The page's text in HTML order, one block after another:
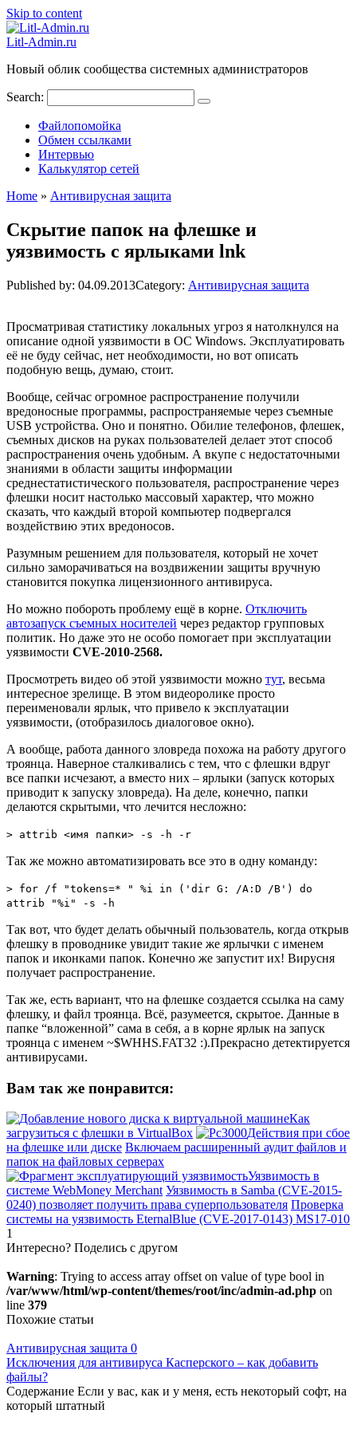
Skip to content
Litl-Admin.ru
Новый облик сообщества системных администраторов
Search:
Файлопомойка
Обмен ссылками
Интервью
Калькулятор сетей
Home » Антивирусная защита
Скрытие папок на флешке и
уязвимость с ярлыками lnk
Published by: 04.09.2013Category: Антивирусная защита
Просматривая статистику локальных угроз я натолкнулся на
описание одной уязвимости в ОС Windows. Эксплуатировать
её не буду сейчас, нет необходимости, но вот описать
подобную вещь, думаю, стоит.
Вообще, сейчас огромное распространение получили
вредоносные программы, распространяемые через съемные
USB устройства. Оно и понятно. Обилие телефонов, флешек,
съемных дисков на руках пользователей делает этот способ
распространения очень удобным. А вкупе с недостаточными
знаниями в области защиты информации
среднестатистического пользователя, распространение через
флешки носит настолько массовый характер, что можно
сказать, что каждый второй компьютер подвергался
воздействию этих вредоносов.
Разумным решением для пользователя, который не хочет
сильно заморачиваться на воздвижении защиты вручную
становится покупка лицензионного антивируса.
Но можно побороть проблему ещё в корне. Отключить
автозапуск съемных носителей через редактор групповых
политик. Но даже это не особо помогает при эксплуатации
уязвимости CVE-2010-2568.
Просмотреть видео об этой уязвимости можно тут, весьма
интересное зрелище. В этом видеоролике просто
переименовали ярлык, что привело к эксплуатации
уязвимости, (отобразилось диалоговое окно).
А вообще, работа данного зловреда похожа на работу другого
троянца. Наверное сталкивались с тем, что с флешки вдруг
все папки исчезают, а вместо них – ярлыки (запуск которых
приводит к запуску зловреда). На деле, конечно, папки
делаются скрытыми, что лечится несложно:
> attrib <имя папки> -s -h -r
Так же можно автоматизировать все это в одну команду:
> for /f "tokens=* " %i in ('dir G: /A:D /B') do
attrib "%i" -s -h
Так вот, что будет делать обычный пользователь, когда открыв
флешку в проводнике увидит такие же ярлычки с именем
папок и иконками папок. Конечно же запустит их! Вирусня
получает распространение.
Так же, есть вариант, что на флешке создается ссылка на саму
флешку, и файл троянца. Всё, разумеется, скрытое. Данные в
папке “вложенной” сама в себя, а в корне ярлык на запуск
троянца с именем ~$WHHS.FAT32 :).Прекрасно детектируется
антивирусами.
Вам так же понравится:
Как
загрузиться с флешки в VirtualBox
Действия при сбое
на флешке или диске Включаем расширенный аудит файлов и
папок на файловых серверах
Уязвимость в
системе WebMoney Merchant Уязвимость в Samba (CVE-2015-
0240) позволяет получить права суперпользователя Проверка
системы на уязвимость EternalBlue (CVE-2017-0143) MS17-010
1
Интересно? Поделись с другом
Warning: Trying to access array offset on value of type bool in
/var/www/html/wp-content/themes/root/inc/admin-ad.php on
line 379
Похожие статьи
Антивирусная защита 0
Исключения для антивируса Касперского – как добавить
файлы?
Содержание Если у вас, как и у меня, есть некоторый софт, на
который штатный